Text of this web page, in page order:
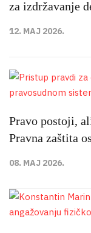
za izdržavanje
12. MAJ 2026.
Pravo postoji,
Pravna zaštita
08. MAJ 2026.